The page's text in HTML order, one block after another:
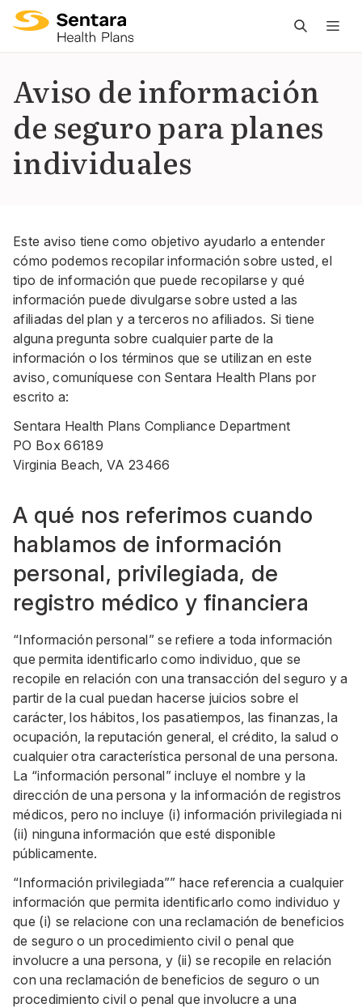
Aviso de información
de seguro para planes
individuales
Este aviso tiene como objetivo ayudarlo a entender
cómo podemos recopilar información sobre usted, el
tipo de información que puede recopilarse y qué
información puede divulgarse sobre usted a las
afiliadas del plan y a terceros no afiliados. Si tiene
alguna pregunta sobre cualquier parte de la
información o los términos que se utilizan en este
aviso, comuníquese con Sentara Health Plans por
escrito a:
Sentara Health Plans Compliance Department
PO Box 66189
Virginia Beach, VA 23466
A qué nos referimos cuando
hablamos de información
personal, privilegiada, de
registro médico y financiera
“Información personal” se refiere a toda información
que permita identificarlo como individuo, que se
recopile en relación con una transacción del seguro y a
partir de la cual puedan hacerse juicios sobre el
carácter, los hábitos, los pasatiempos, las finanzas, la
ocupación, la reputación general, el crédito, la salud o
cualquier otra característica personal de una persona.
La “información personal” incluye el nombre y la
dirección de una persona y la información de registros
médicos, pero no incluye (i) información privilegiada ni
(ii) ninguna información que esté disponible
públicamente.
“Información privilegiada”” hace referencia a cualquier
información que permita identificarlo como individuo y
que (i) se relacione con una reclamación de beneficios
de seguro o un procedimiento civil o penal que
involucre a una persona, y (ii) se recopile en relación
con una reclamación de beneficios de seguro o un
procedimiento civil o penal que involucre a una